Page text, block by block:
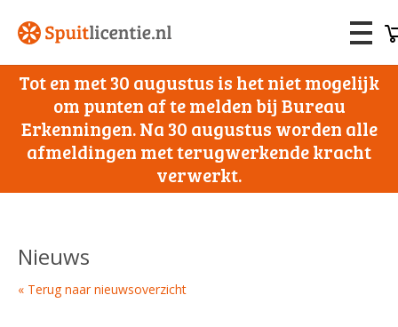
Tot en met 30 augustus is het niet mogelijk
om punten af te melden bij Bureau
Erkenningen. Na 30 augustus worden alle
afmeldingen met terugwerkende kracht
verwerkt.
Nieuws
« Terug naar nieuwsoverzicht